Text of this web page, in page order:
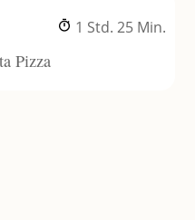
1 Stunde
Std. 25Minuten
Min.
Pizza